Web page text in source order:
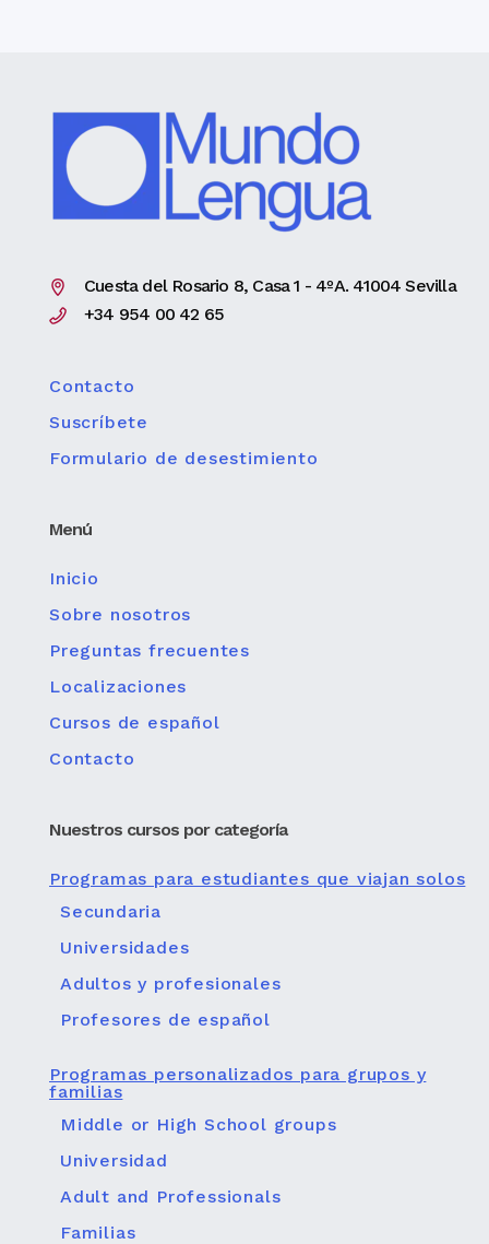
Cuesta del Rosario 8, Casa 1 - 4ºA. 41004 Sevilla
+34 954 00 42 65
Contacto
Suscríbete
Formulario de desestimiento
Menú
Inicio
Sobre nosotros
Preguntas frecuentes
Localizaciones
Cursos de español
Contacto
Nuestros cursos por categoría
Programas para estudiantes que viajan solos
Secundaria
Universidades
Adultos y profesionales
Profesores de español
Programas personalizados para grupos y
familias
Middle or High School groups
Universidad
Adult and Professionals
Familias